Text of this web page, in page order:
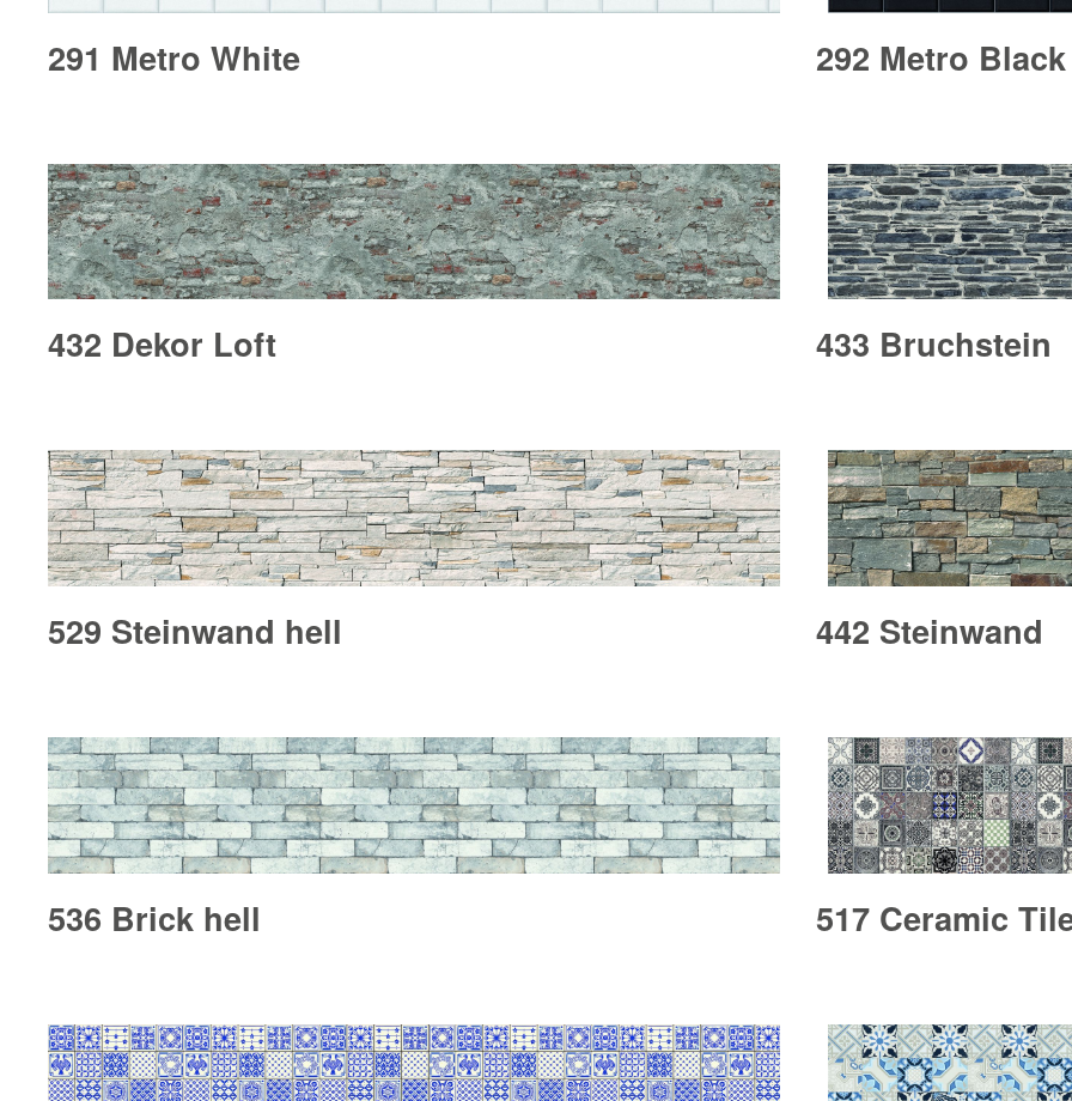
291 Metro White 292 Metro Black
432 Dekor Loft 433 Bruchstein
529 Steinwand hell 442 Steinwand
536 Brick hell 517 Ceramic